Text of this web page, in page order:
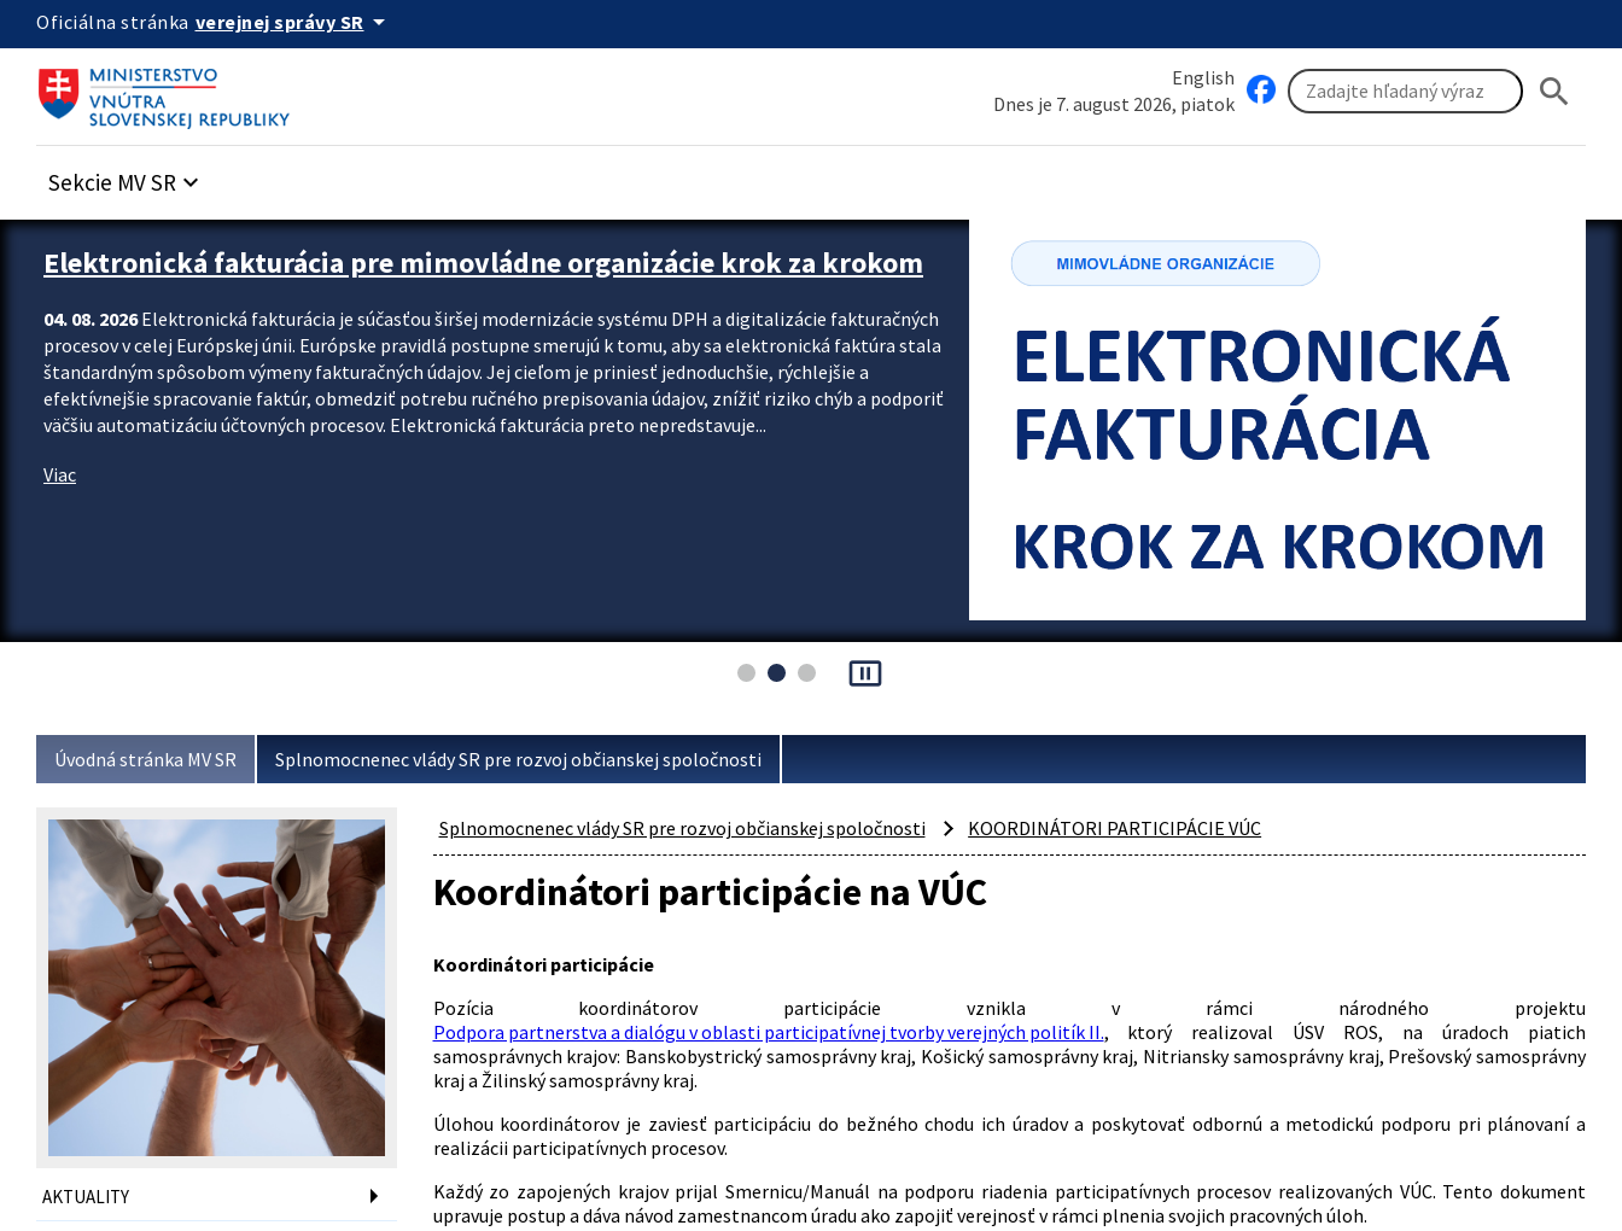
Preskocit na hlavný obsah
Oficiálna stránka verejnej správy SR arrow_drop_down
English
Dnes je 7. august 2026, piatok
search
Sekcie MV SR keyboard_arrow_down
Zastavit automatický posun upútavok
Elektronická fakturácia pre mimovládne organizácie krok za krokom
04. 08. 2026Elektronická fakturácia je súčasťou širšej modernizácie systému DPH a digitalizácie fakturačných
procesov v celej Európskej únii. Európske pravidlá postupne smerujú k tomu, aby sa elektronická faktúra stala
štandardným spôsobom výmeny fakturačných údajov. Jej cieľom je priniesť jednoduchšie, rýchlejšie a
efektívnejšie spracovanie faktúr, obmedziť potrebu ručného prepisovania údajov, znížiť riziko chýb a podporiť
väčšiu automatizáciu účtovných procesov. Elektronická fakturácia preto nepredstavuje...
Viac
pause_presentation
Úvodná stránka MV SR Splnomocnenec vlády SR pre rozvoj občianskej spoločnosti
AKTUALITY
Splnomocnenec vlády SR pre rozvoj občianskej spoločnosti KOORDINÁTORI PARTICIPÁCIE VÚC
Koordinátori participácie na VÚC
Koordinátori participácie
Pozícia koordinátorov participácie vznikla v rámci národného projektu
Podpora partnerstva a dialógu v oblasti participatívnej tvorby verejných politík II., ktorý realizoval ÚSV ROS, na úradoch piatich
samosprávnych krajov: Banskobystrický samosprávny kraj, Košický samosprávny kraj, Nitriansky samosprávny kraj, Prešovský samosprávny
kraj a Žilinský samosprávny kraj.
Úlohou koordinátorov je zaviesť participáciu do bežného chodu ich úradov a poskytovať odbornú a metodickú podporu pri plánovaní a
realizácii participatívnych procesov.
Každý zo zapojených krajov prijal Smernicu/Manuál na podporu riadenia participatívnych procesov realizovaných VÚC. Tento dokument
upravuje postup a dáva návod zamestnancom úradu ako zapojiť verejnosť v rámci plnenia svojich pracovných úloh.